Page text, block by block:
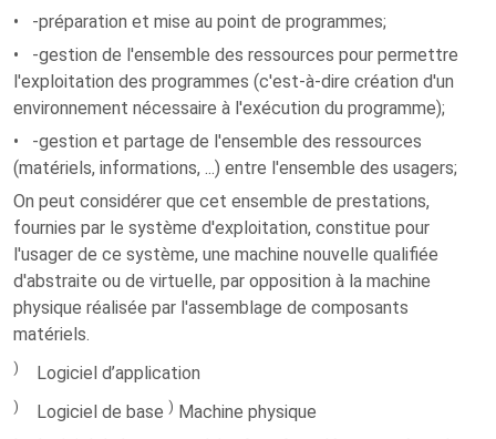
• -préparation et mise au point de programmes;
• -gestion de l'ensemble des ressources pour permettre
l'exploitation des programmes (c'est-à-dire création d'un
environnement nécessaire à l'exécution du programme);
• -gestion et partage de l'ensemble des ressources
(matériels, informations, ...) entre l'ensemble des usagers;
On peut considérer que cet ensemble de prestations,
fournies par le système d'exploitation, constitue pour
l'usager de ce système, une machine nouvelle qualifiée
d'abstraite ou de virtuelle, par opposition à la machine
physique réalisée par l'assemblage de composants
matériels.
) Logiciel d’application
) Logiciel de base ) Machine physique